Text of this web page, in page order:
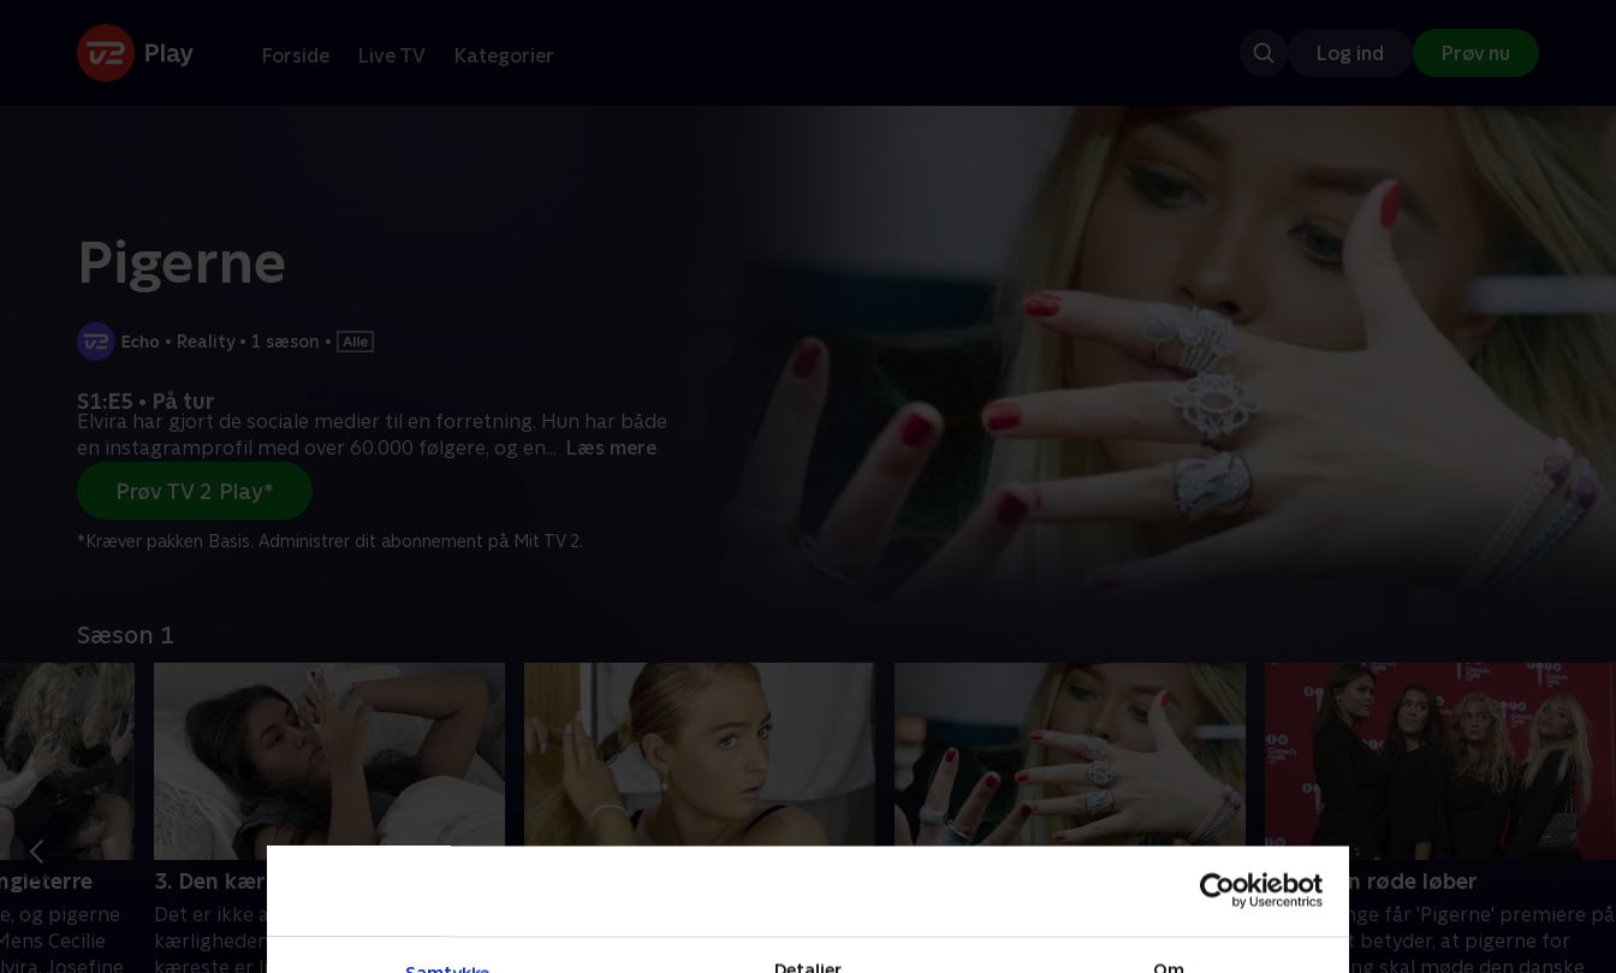
Detaljer Om
Forside Live TV Kategorier Log ind Prøv nu
Pigerne
• Reality • 1 sæson •
S1:E5 • På tur
Elvira har gjort de sociale medier til en forretning. Hun har både
en instagramprofil med over 60.000 følgere, og en... Læs mere
Prøv TV 2 Play*
*Kræver pakken Basis. Administrer dit abonnement på Mit TV 2.
Sæson 1
og pigerne
Cecilie
Josefine
3. Den kærlighed!
Det er ikke altid nemt med
kærligheden. Cecilie og hendes
kæreste er lige gået fra hinanden. Her
instagramprofil med over 60.000
6. På den røde løber
Inden længe får 'Pigerne' premiere på
ZULU. Det betyder, at pigerne for
første gang skal møde den danske